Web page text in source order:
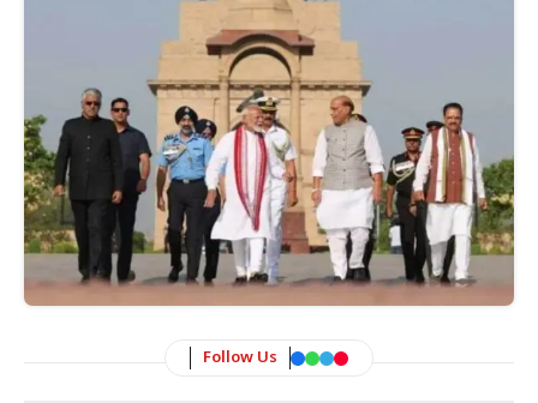
Follow Us